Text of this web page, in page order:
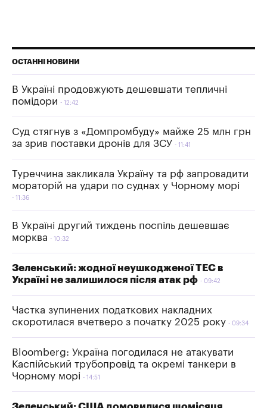
ОСТАННІ НОВИНИ
В Україні продовжують дешевшати тепличні
помідори
12:42
Суд стягнув з «Домпромбуду» майже 25 млн грн
за зрив поставки дронів для ЗСУ
11:41
Туреччина закликала Україну та рф запровадити
мораторій на удари по суднах у Чорному морі
11:36
В Україні другий тиждень поспіль дешевшає
морква
10:32
Зеленський: жодної неушкодженої ТЕС в
Україні не залишилося після атак рф
09:42
Частка зупинених податкових накладних
скоротилася вчетверо з початку 2025 року
09:34
Bloomberg: Україна погодилася не атакувати
Каспійський трубопровід та окремі танкери в
Чорному морі
14:51